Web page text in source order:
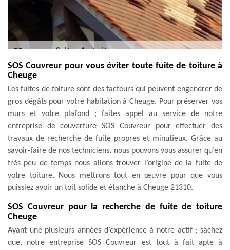
SOS Couvreur pour vous éviter toute fuite de toiture à
Cheuge
Les fuites de toiture sont des facteurs qui peuvent engendrer de
gros dégâts pour votre habitation à Cheuge. Pour préserver vos
murs et votre plafond ; faites appel au service de notre
entreprise de couverture SOS Couvreur pour effectuer des
travaux de recherche de fuite propres et minutieux. Grâce au
savoir-faire de nos techniciens, nous pouvons vous assurer qu’en
très peu de temps nous allons trouver l’origine de la fuite de
votre toiture. Nous mettrons tout en œuvre pour que vous
puissiez avoir un toit solide et étanche à Cheuge 21310.
SOS Couvreur pour la recherche de fuite de toiture
Cheuge
Ayant une plusieurs années d’expérience à notre actif ; sachez
que, notre entreprise SOS Couvreur est tout à fait apte à